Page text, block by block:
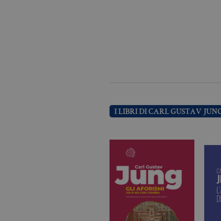
I LIBRI DI CARL GUSTAV
I cookie tecnici sono
dell'account. Il sito Web
Garante, i cookie analitici
_gat_UA-96327731-1